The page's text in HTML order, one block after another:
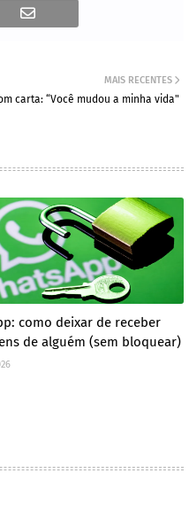
MAIS RECENTES
carta: “Você mudou a minha vida"
como deixar de receber
de alguém (sem bloquear)